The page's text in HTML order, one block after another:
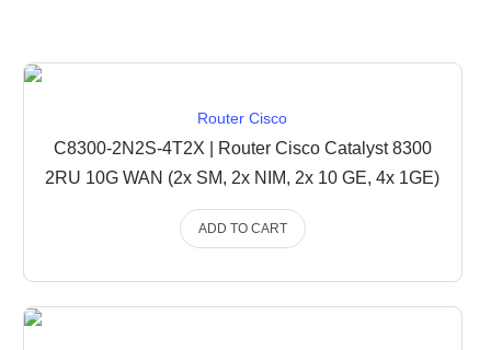
Router Cisco
C8300-2N2S-4T2X | Router Cisco Catalyst 8300
2RU 10G WAN (2x SM, 2x NIM, 2x 10 GE, 4x 1GE)
ADD TO CART